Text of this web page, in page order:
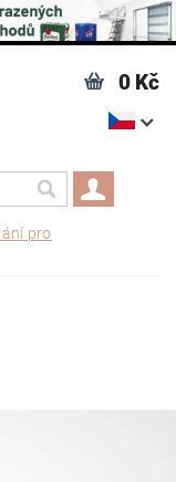
0 Kč
pro